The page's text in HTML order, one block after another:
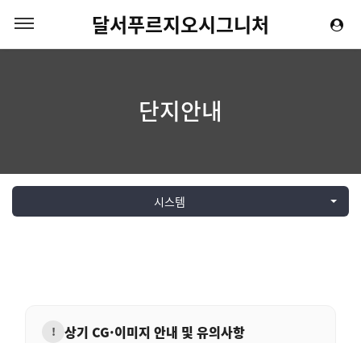
달서푸르지오시그니처
단지안내
시스템
! 상기 CG·이미지 안내 및 유의사항